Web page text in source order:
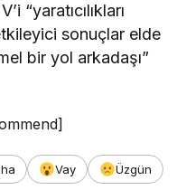
“yaratıcılıkları
sonuçlar elde
bir yol arkadaşı”
Vay
Üzgün